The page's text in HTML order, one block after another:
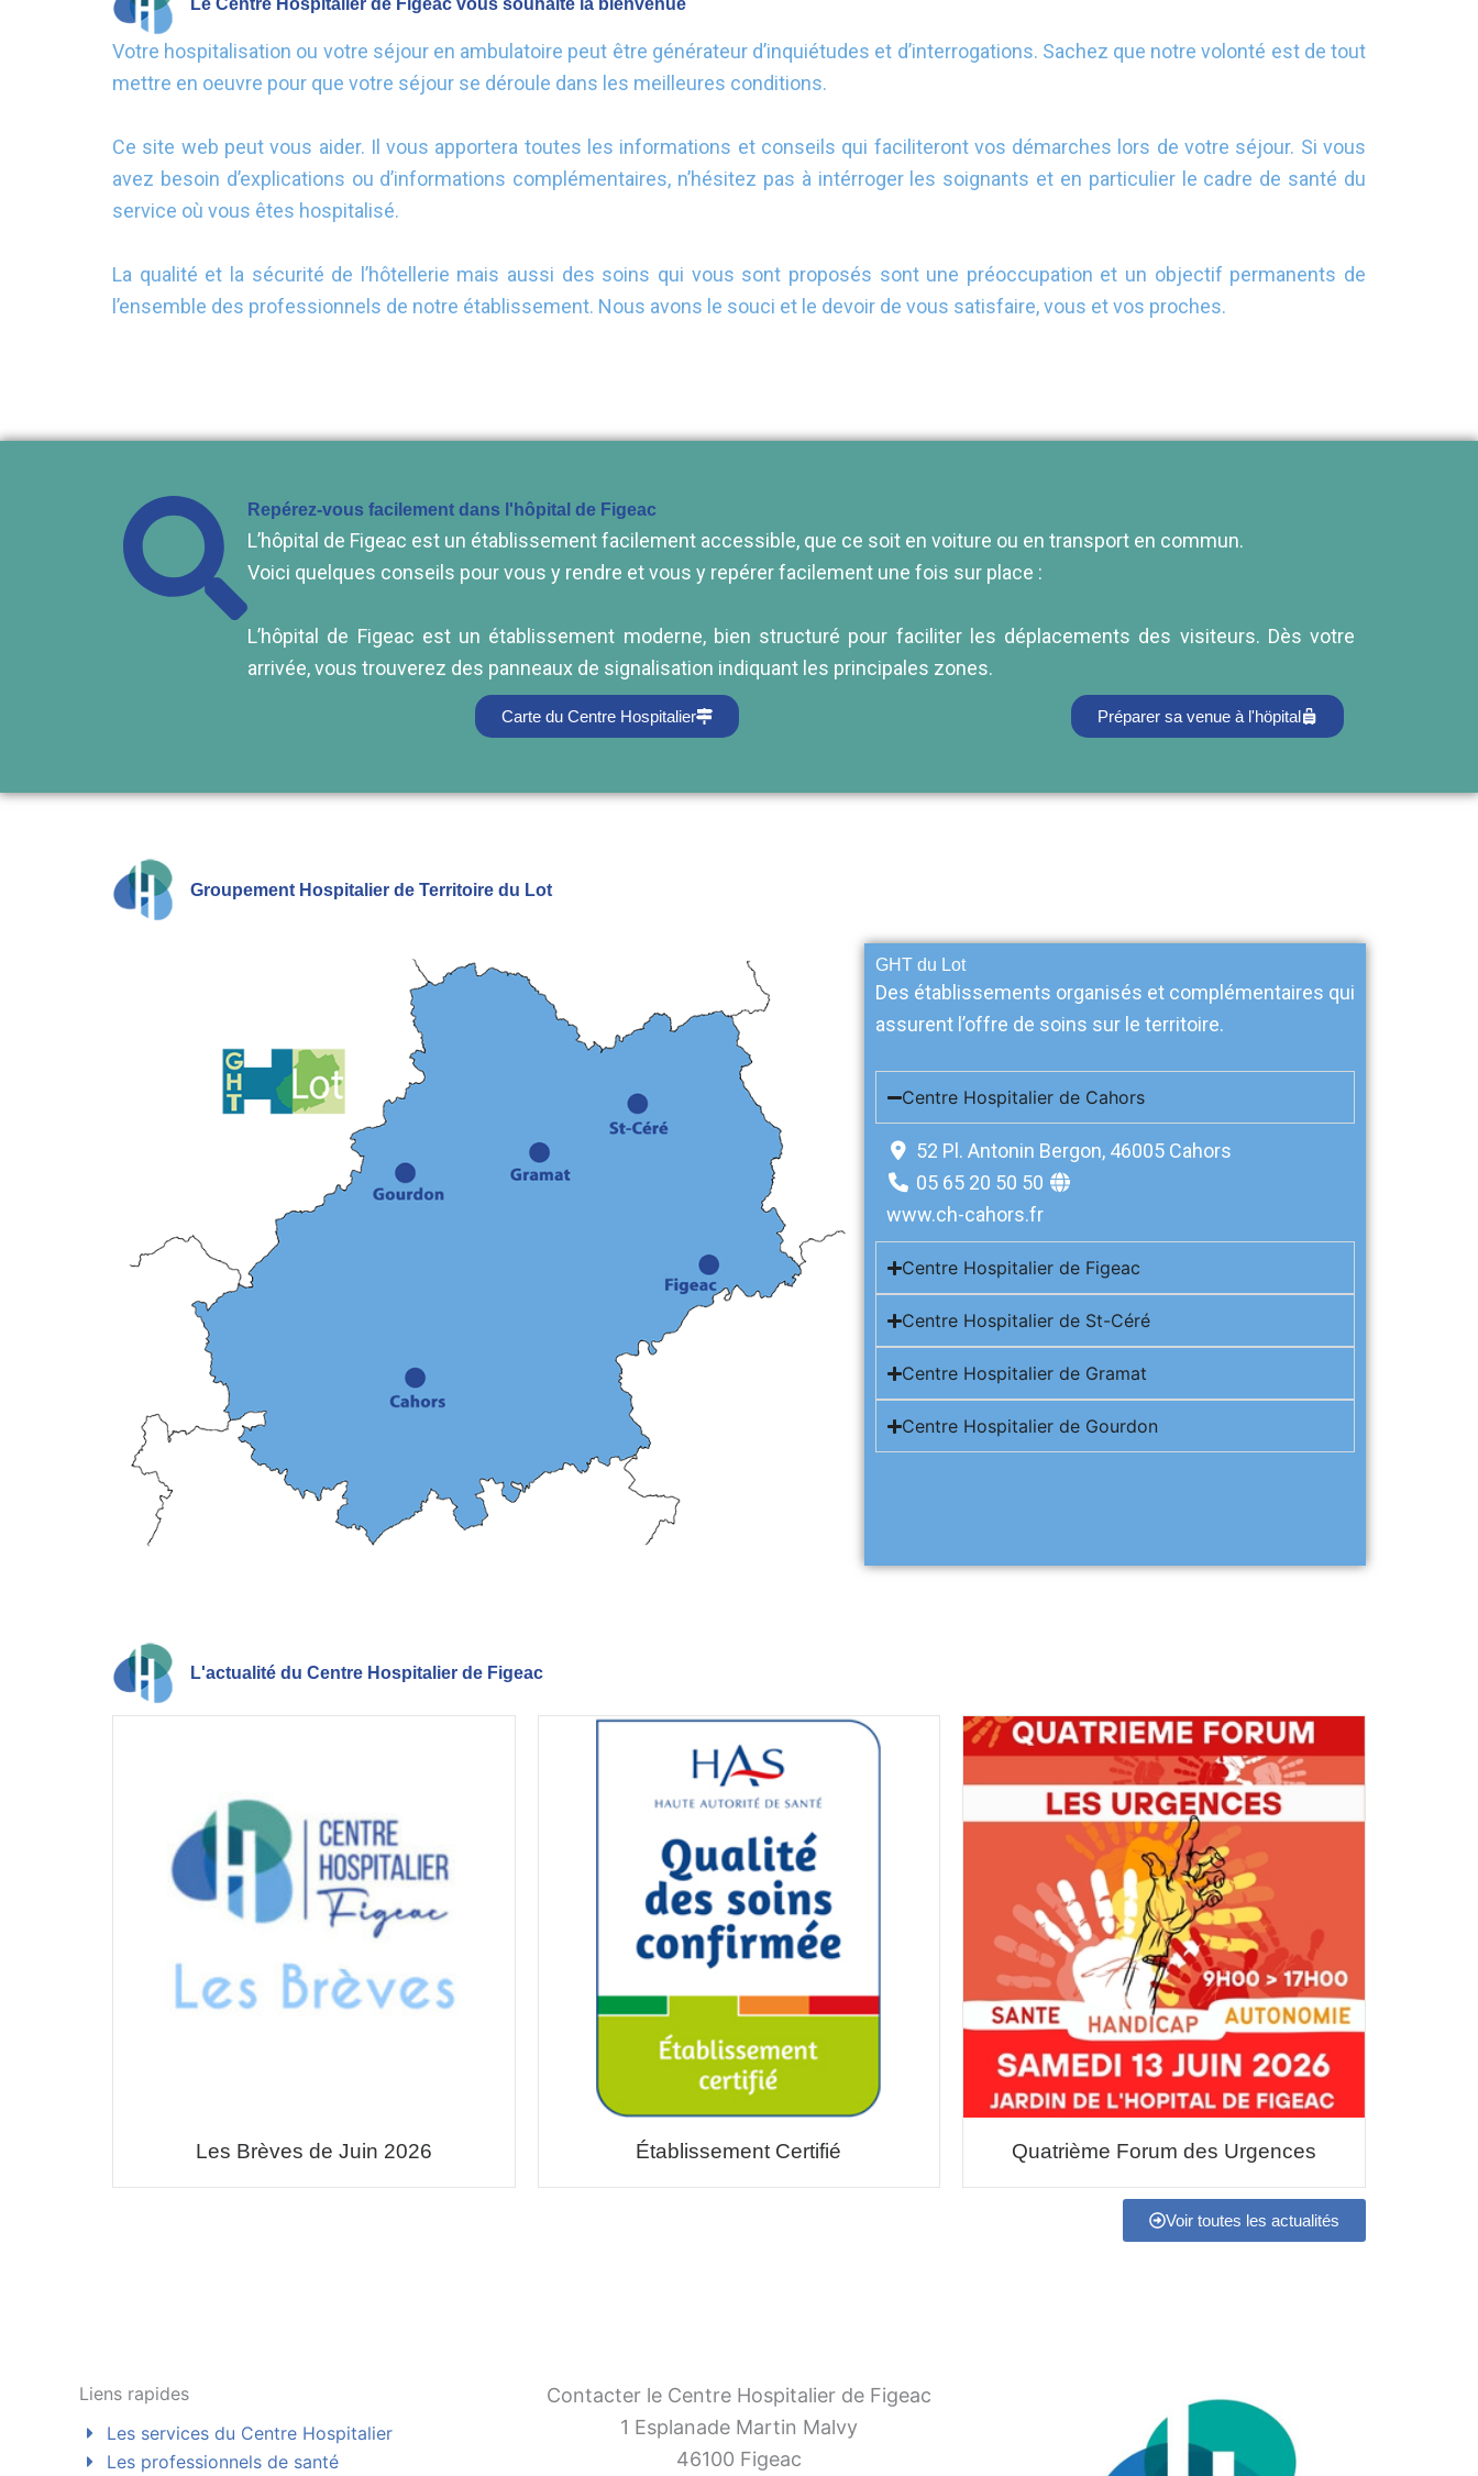
Le Centre Hospitalier de Figeac​ vous souhaite la bienvenue
Votre hospitalisation ou votre séjour en ambulatoire peut être générateur d’inquiétudes et d’interrogations. Sachez que notre volonté est de tout
mettre en oeuvre pour que votre séjour se déroule dans les meilleures conditions.
Ce site web peut vous aider. Il vous apportera toutes les informations et conseils qui faciliteront vos démarches lors de votre séjour. Si vous
avez besoin d’explications ou d’informations complémentaires, n’hésitez pas à intérroger les soignants et en particulier le cadre de santé du
service où vous êtes hospitalisé.
La qualité et la sécurité de l’hôtellerie mais aussi des soins qui vous sont proposés sont une préoccupation et un objectif permanents de
l’ensemble des professionnels de notre établissement. Nous avons le souci et le devoir de vous satisfaire, vous et vos proches.
Repérez-vous facilement dans l'hôpital de Figeac
L’hôpital de Figeac est un établissement facilement accessible, que ce soit en voiture ou en transport en commun.
Voici quelques conseils pour vous y rendre et vous y repérer facilement une fois sur place :
L’hôpital de Figeac est un établissement moderne, bien structuré pour faciliter les déplacements des visiteurs. Dès votre
arrivée, vous trouverez des panneaux de signalisation indiquant les principales zones.
Carte du Centre Hospitalier Préparer sa venue à l'höpital
Groupement Hospitalier de Territoire du Lot
GHT du Lot
Des établissements organisés et complémentaires qui
assurent l’offre de soins sur le territoire.
Centre Hospitalier de Cahors
52 Pl. Antonin Bergon, 46005 Cahors
05 65 20 50 50
www.ch-cahors.fr
Centre Hospitalier de Figeac
Centre Hospitalier de St-Céré
Centre Hospitalier de Gramat
Centre Hospitalier de Gourdon
L'actualité du Centre Hospitalier de Figeac
Les Brèves de Juin 2026 Établissement Certifié Quatrième Forum des Urgences
Voir toutes les actualités
Liens rapides
Les services du Centre Hospitalier
Les professionnels de santé
Contacter le Centre Hospitalier de Figeac
1 Esplanade Martin Malvy
46100 Figeac